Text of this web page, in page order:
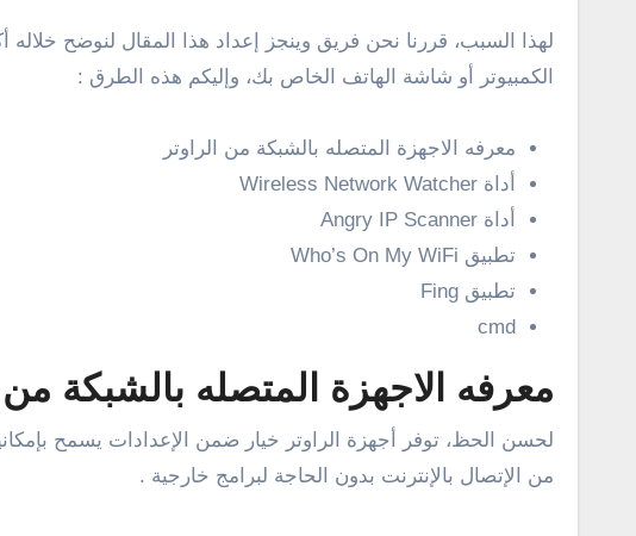
لهذا السبب، قررنا نحن فريق وينجز إعداد هذا المقال لنوضح
الكمبيوتر أو شاشة الهاتف الخاص بك، وإليكم هذه الطرق :
معرفه الاجهزة المتصله بالشبكة من الراوتر
أداة Wireless Network Watcher
أداة Angry IP Scanner
تطبيق Who’s On My WiFi‏
تطبيق Fing
cmd
معرفه الاجهزة المتصله بالشبكة من
من الإتصال بالإنترنت بدون الحاجة لبرامج خارجية .